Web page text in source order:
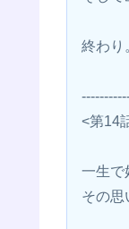
終わり
<第14
一生で
その思